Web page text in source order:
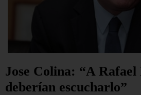
Jose Colina: “A
deberían escucharlo”